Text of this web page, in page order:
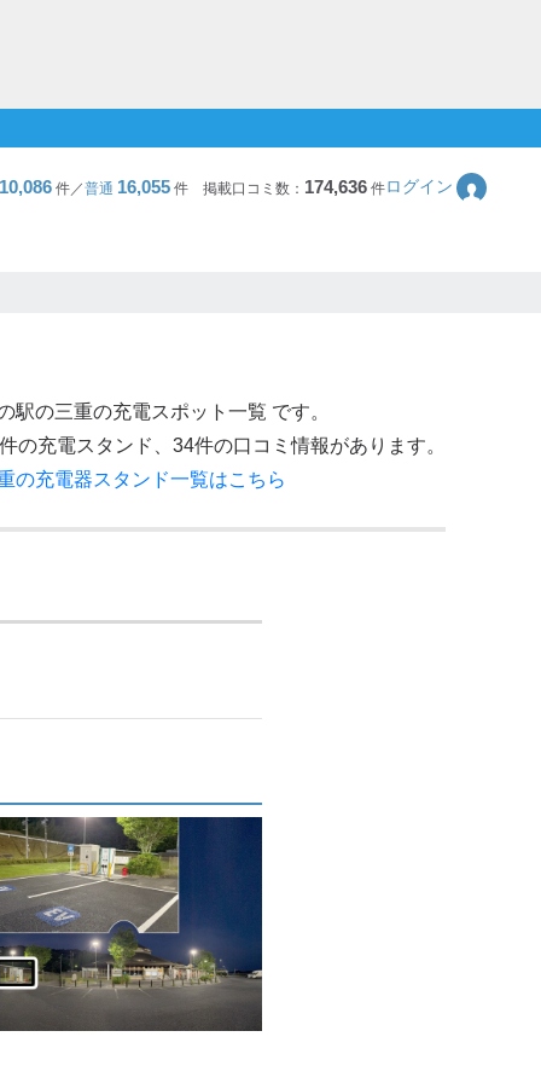
10,086 件／普通 16,055 件 掲載口コミ数： 174,636件ログイン
駅の三重の充電スポット一覧 です。
件の充電スタンド、 34件の口コミ情報があります。
の充電器スタンド一覧はこちら